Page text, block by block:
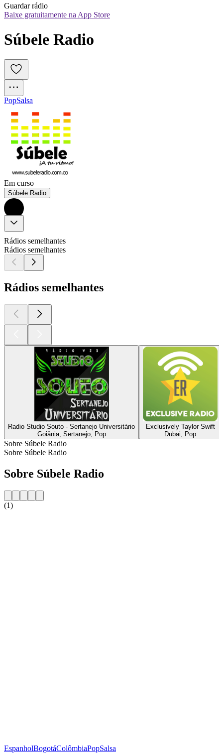
Guardar rádio
Baixe gratuitamente na App Store
Súbele Radio
PopSalsa
Em curso
Súbele Radio
Rádios semelhantes
Rádios semelhantes
Rádios semelhantes
Radio Studio Souto - Sertanejo Universitário
Goiânia, Sertanejo, Pop
Exclusively Taylor Swift
Dubai, Pop
Sobre Súbele Radio
Sobre Súbele Radio
Sobre Súbele Radio
(1)
EspanholBogotáColômbiaPopSalsa